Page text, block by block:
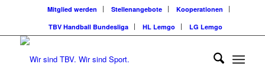
Mitglied werden Stellenangebote
Kooperationen
TBV Handball Bundesliga
HL Lemgo LG Lemgo